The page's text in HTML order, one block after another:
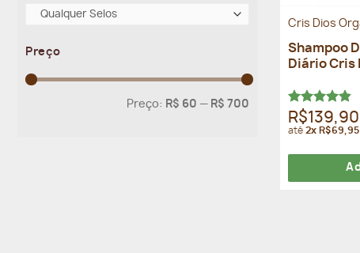
Qualquer Selos
Preço
Preço: R$ 60 — R$ 700
Cris Dios
Shampoo
Diário Cris
Avaliação
4.80de 5
R$139,90
até 2x R$69,95